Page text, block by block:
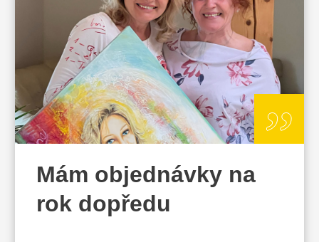
„
Mám objednávky na
rok dopředu